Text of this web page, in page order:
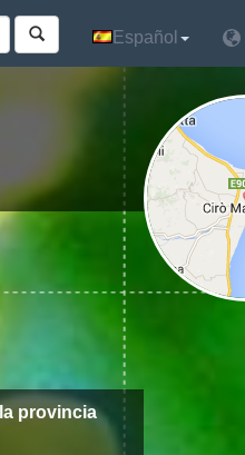
Español
provincia
Español